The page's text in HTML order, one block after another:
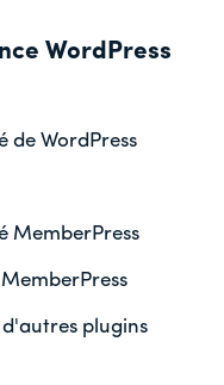
WordPress
de WordPress
MemberPress
plugins